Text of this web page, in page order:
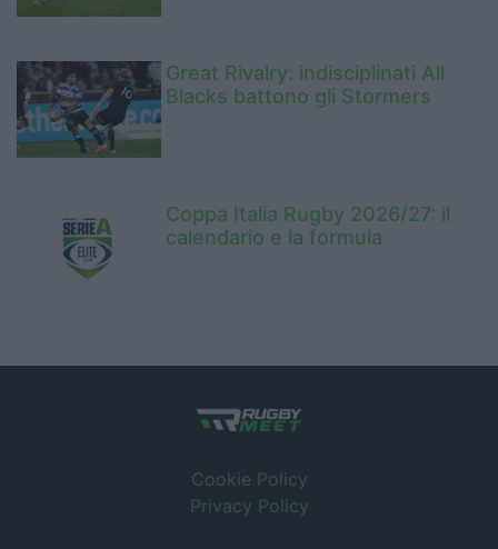
Great Rivalry: indisciplinati All
Blacks battono gli Stormers
Coppa Italia Rugby 2026/27: il
calendario e la formula
Cookie Policy
Privacy Policy